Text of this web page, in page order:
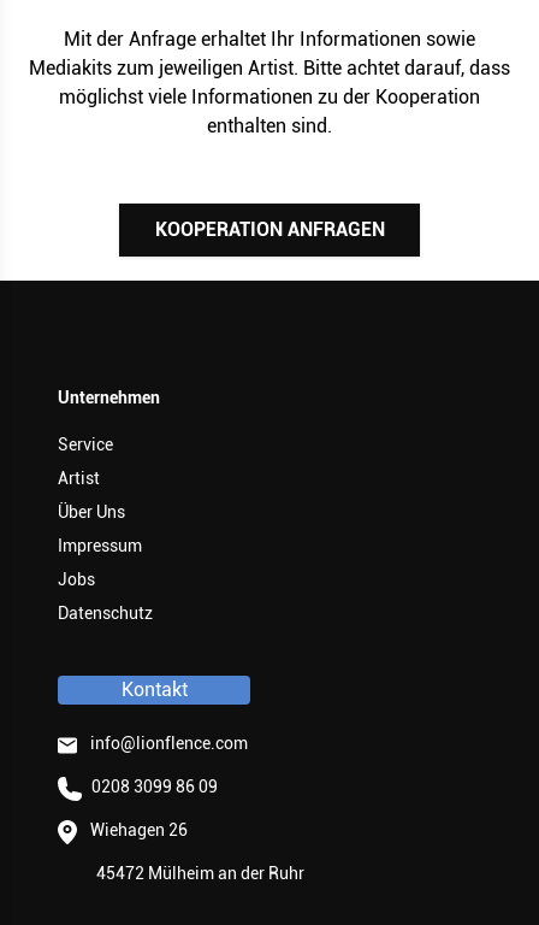
Mit der Anfrage erhaltet Ihr Informationen sowie
Mediakits zum jeweiligen Artist. Bitte achtet darauf, dass
möglichst viele Informationen zu der Kooperation
enthalten sind.
KOOPERATION ANFRAGEN
Kontakt
info@lionflence.com
0208 3099 86 09
Wiehagen 26
45472 Mülheim an der Ruhr
Unternehmen
Service
Artist
Über Uns
Impressum
Jobs
Datenschutz